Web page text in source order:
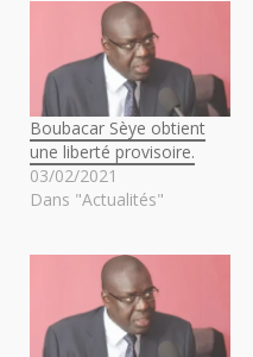
Boubacar Sèye obtient
une liberté provisoire.
03/02/2021
Dans "Actualités"